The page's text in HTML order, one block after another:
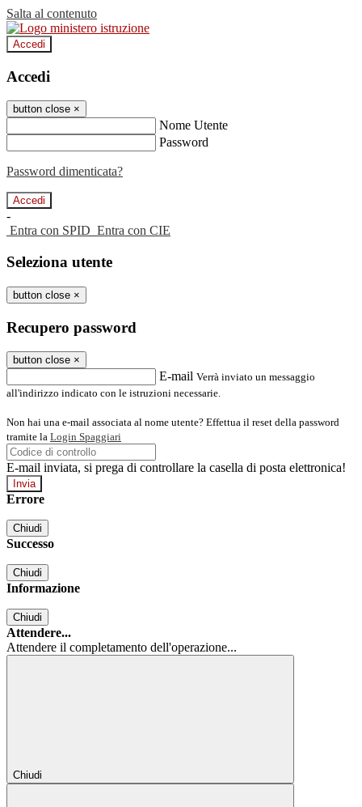
Salta al contenuto
Accedi
Accedi
button close ×
Nome Utente
Password
Password dimenticata?
-
Entra con SPID Entra con CIE
Seleziona utente
button close ×
Recupero password
button close ×
E-mail Verrà inviato un messaggio
all'indirizzo indicato con le istruzioni necessarie.
Non hai una e-mail associata al nome utente? Effettua il reset della password
tramite la Login Spaggiari
E-mail inviata, si prega di controllare la casella di posta elettronica!
Errore
Chiudi
Successo
Chiudi
Informazione
Chiudi
Attendere...
Attendere il completamento dell'operazione...
Chiudi